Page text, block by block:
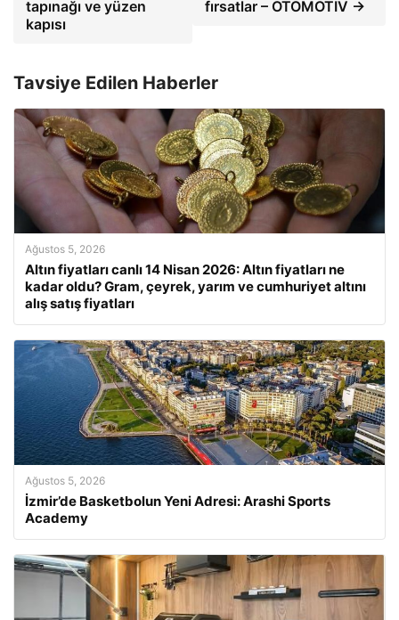
tapınağı ve yüzen
kapısı
fırsatlar – OTOMOTIV →
Tavsiye Edilen Haberler
Ağustos 5, 2026
Altın fiyatları canlı 14 Nisan 2026: Altın fiyatları ne
kadar oldu? Gram, çeyrek, yarım ve cumhuriyet altını
alış satış fiyatları
Ağustos 5, 2026
İzmir’de Basketbolun Yeni Adresi: Arashi Sports
Academy